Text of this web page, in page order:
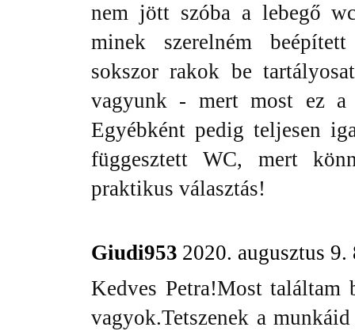
nem jött szóba a lebegő
minek szerelném
sokszor rakok be
vagyunk - mert most ez a
Egyébként pedig teljesen
függesztett WC, mert
praktikus választás!
Giudi953 2020. augusztus 9.
Kedves Petra!Most találtam
vagyok.Tetszenek a